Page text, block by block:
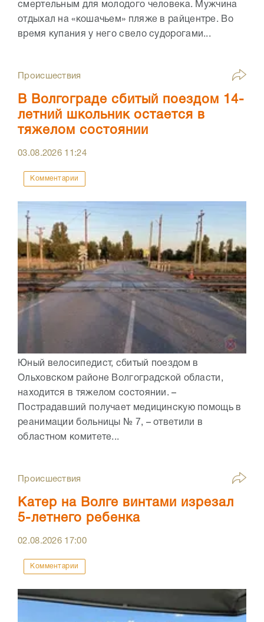
смертельным для молодого человека. Мужчина
отдыхал на «кошачьем» пляже в райцентре. Во
время купания у него свело судорогами...
Происшествия
В Волгограде сбитый поездом 14-
летний школьник остается в
тяжелом состоянии
03.08.2026 11:24
Комментарии
Юный велосипедист, сбитый поездом в
Ольховском районе Волгоградской области,
находится в тяжелом состоянии. –
Пострадавший получает медицинскую помощь в
реанимации больницы № 7, – ответили в
областном комитете...
Происшествия
Катер на Волге винтами изрезал
5-летнего ребенка
02.08.2026 17:00
Комментарии